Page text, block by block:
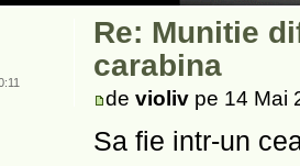
Re: Munitie
carabina
devioliv pe 14 Mai
Sa fie intr-un